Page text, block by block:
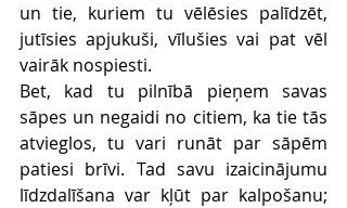
un tie, kuriem tu vēlēsies palīdzēt,
jutīsies apjukuši, vīlušies vai pat vēl
vairāk nospiesti.
Bet, kad tu pilnībā pieņem savas
sāpes un negaidi no citiem, ka tie tās
atvieglos, tu vari runāt par sāpēm
patiesi brīvi. Tad savu izaicinājumu
līdzdalīšana var kļūt par kalpošanu;